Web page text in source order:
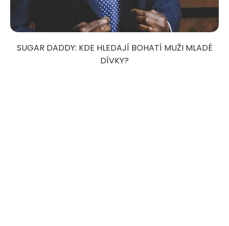
SUGAR DADDY: KDE HLEDAJÍ BOHATÍ MUŽI MLADÉ
DÍVKY?